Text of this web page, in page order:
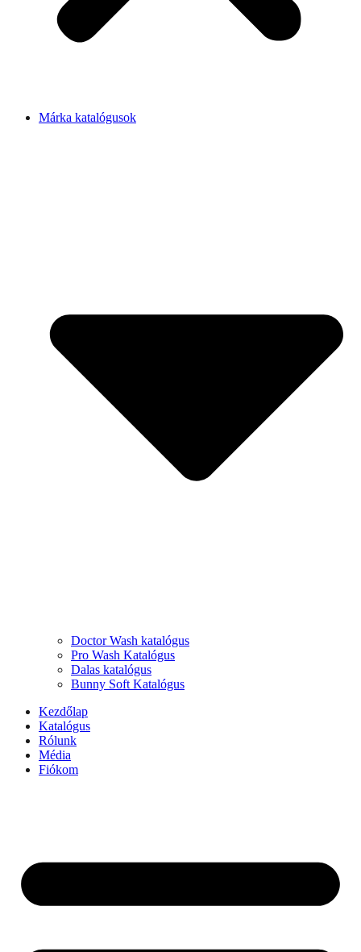
Márka katalógusok
Doctor Wash katalógus
Pro Wash Katalógus
Dalas katalógus
Bunny Soft Katalógus
Kezdőlap
Katalógus
Rólunk
Média
Fiókom